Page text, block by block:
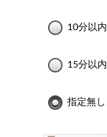
10分以内
15分以内
指定無し